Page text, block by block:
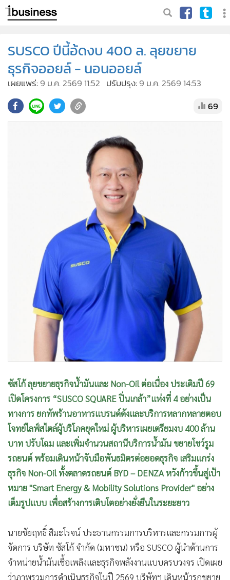
SUSCO ปีนี้อ้ดงบ 400 ล. ลุยขยาย
ธุรกิจออยล์ - นอนออยล์
เผยแพร่: 9 ม.ค. 2569 11:52 ปรับปรุง: 9 ม.ค. 2569 14:53
69
ซัสโก้ ลุยขยายธุรกิจน้ำมันและ Non-Oil ต่อเนื่อง ประเดิมปี 69
เปิดโครงการ “SUSCO SQUARE ปิ่นเกล้า”แห่งที่ 4 อย่างเป็น
ทางการ ยกทัพร้านอาหารแบรนด์ดังและบริการหลากหลายตอบ
โจทย์ไลฟ์สไตล์ผู้บริโภคยุคใหม่ ผู้บริหารเผยเตรียมงบ 400 ล้าน
บาท ปรับโฉม และเพิ่มจำนวนสถานีบริการน้ำมัน ขยายโชว์รูม
รถยนต์ พร้อมเดินหน้าจับมือพันธมิตรต่อยอดธุรกิจ เสริมแกร่ง
ธุรกิจ Non-Oil ทั้งตลาดรถยนต์ BYD – DENZA หวังก้าวขึ้นสู่เป้า
หมาย "Smart Energy & Mobility Solutions Provider" อย่าง
เต็มรูปแบบ เพื่อสร้างการเติบโตอย่างยั่งยืนในระยะยาว
นายชัยฤทธิ์ สิมะโรจน์ ประธานกรรมการบริหารและกรรมการผู้
จัดการ บริษัท ซัสโก้ จำกัด (มหาชน) หรือ SUSCO ผู้นำด้านการ
จำหน่ายน้ำมันเชื้อเพลิงและธุรกิจพลังงานแบบครบวงจร เปิดเผย
ว่าภาพรวมการดำเนินธุรกิจในปี 2569 บริษัทฯ เดินหน้ารุกขยาย